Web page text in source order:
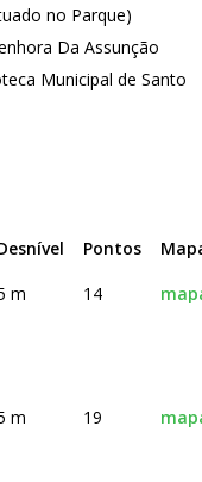
no Parque)
Da Assunção
Municipal de Santo
Pontos
m 14
m 19